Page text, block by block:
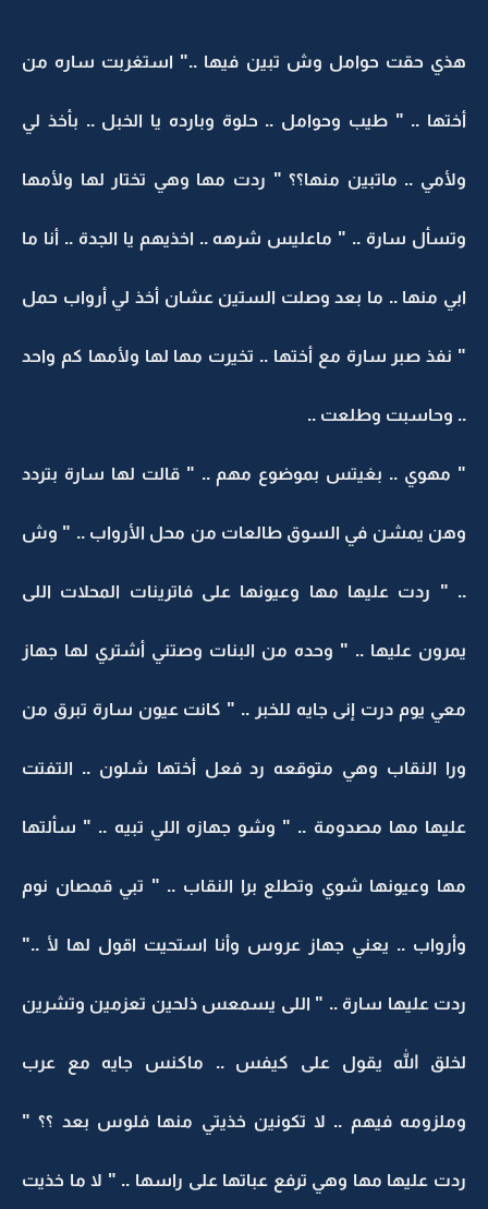
هذي حقت حوامل وش تبين فيها .." استغربت ساره من
أختها .. " طيب وحوامل .. حلوة وبارده يا الخبل .. بأخذ لي
ولأمي .. ماتبين منها؟؟ " ردت مها وهي تختار لها ولأمها
وتسأل سارة .. " ماعليس شرهه .. اخذيهم يا الجدة .. أنا ما
ابي منها .. ما بعد وصلت الستين عشان أخذ لي أرواب حمل
" نفذ صبر سارة مع أختها .. تخيرت مها لها ولأمها كم واحد
.. وحاسبت وطلعت ..
" مهوي .. بغيتس بموضوع مهم .. " قالت لها سارة بتردد
وهن يمشن في السوق طالعات من محل الأرواب .. " وش
.. " ردت عليها مها وعيونها على فاترينات المحلات اللى
يمرون عليها .. " وحده من البنات وصتني أشتري لها جهاز
معي يوم درت إنى جايه للخبر .. " كانت عيون سارة تبرق من
ورا النقاب وهي متوقعه رد فعل أختها شلون .. التفتت
عليها مها مصدومة .. " وشو جهازه اللي تبيه .. " سألتها
مها وعيونها شوي وتطلع برا النقاب .. " تبي قمصان نوم
وأرواب .. يعني جهاز عروس وأنا استحيت اقول لها لأ .."
ردت عليها سارة .. " اللى يسمعس ذلحين تعزمين وتشرين
لخلق الله يقول على كيفس .. ماكنس جايه مع عرب
وملزومه فيهم .. لا تكونين خذيتي منها فلوس بعد ؟؟ "
ردت عليها مها وهي ترفع عباتها على راسها .. " لا ما خذيت